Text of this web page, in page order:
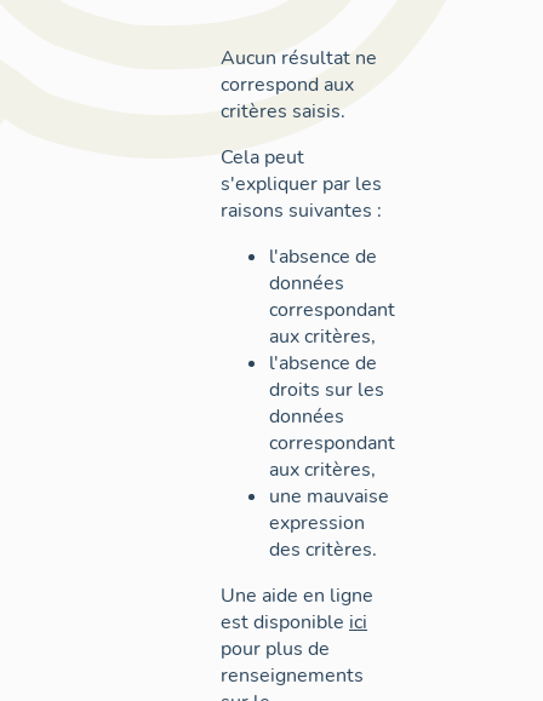
Aucun résultat ne
correspond aux
critères saisis.
Cela peut
s'expliquer par les
raisons suivantes :
l'absence de
données
correspondant
aux critères,
l'absence de
droits sur les
données
correspondant
aux critères,
une mauvaise
expression
des critères.
Une aide en ligne
est disponible ici
pour plus de
renseignements